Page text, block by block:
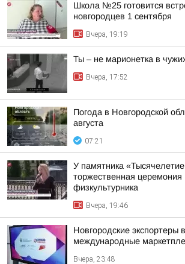
Школа №25 готовится
новгородцев 1 сентября
Вчера, 19:19
Ты – не марионетка в
Вчера, 17:52
Погода в Новгородской
августа
07:21
У памятника
торжественная церемония
физкультурника
Вчера, 19:46
Новгородские экспортеры
международные
Вчера, 23:48